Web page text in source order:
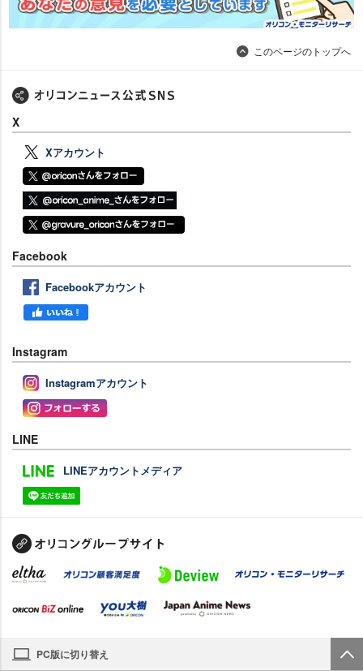
このページのトップへ
X
Xアカウント
Facebook
Facebookアカウント
Instagram
Instagramアカウント
LINE
LINEアカウントメディア
PC版に切り替え